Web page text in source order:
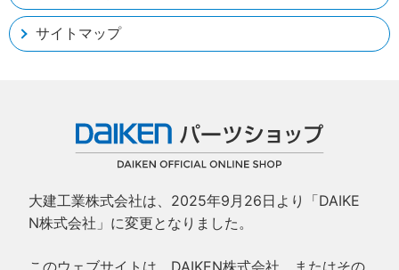
サイトマップ
大建工業株式会社は、2025年9月26日より「DAIKE
N株式会社」に変更となりました。
このウェブサイトは、DAIKEN株式会社、またはその